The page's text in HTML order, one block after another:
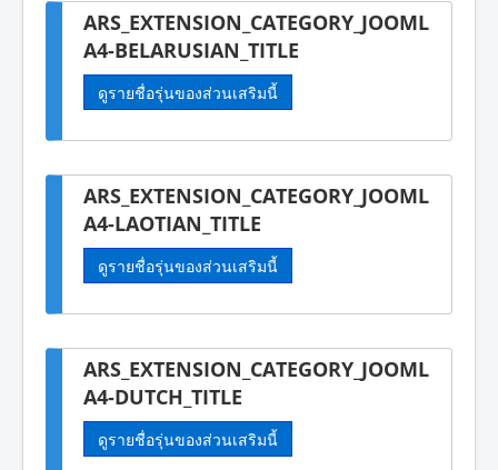
ARS_EXTENSION_CATEGORY_JOOML
A4-BELARUSIAN_TITLE
ดูรายชื่อรุ่นของส่วนเสริมนี้
ARS_EXTENSION_CATEGORY_JOOML
A4-LAOTIAN_TITLE
ดูรายชื่อรุ่นของส่วนเสริมนี้
ARS_EXTENSION_CATEGORY_JOOML
A4-DUTCH_TITLE
ดูรายชื่อรุ่นของส่วนเสริมนี้